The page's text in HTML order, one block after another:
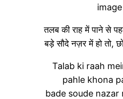
image
तलब की राह में पाने से
बड़े सौदे नज़र में हो तो,
Talab ki raah
pahle khona
bade soude nazar